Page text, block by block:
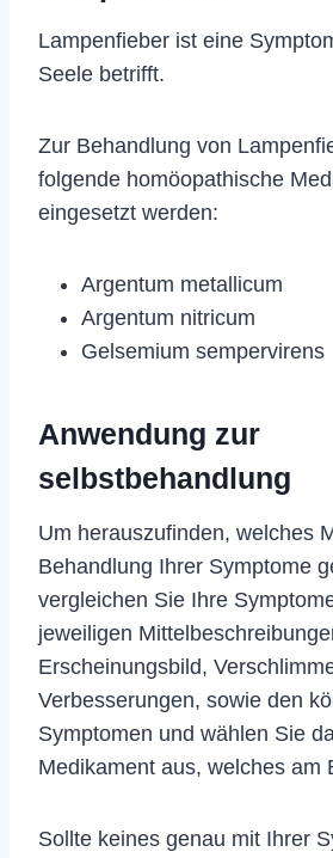
Lampenfieber ist eine
Seele betrifft.
Zur Behandlung von
folgende homöopathische
eingesetzt werden:
Argentum metallicum
Argentum nitricum
Gelsemium sempervirens
Anwendung zur
selbstbehandlung
Um herauszufinden, welches
Behandlung Ihrer Symptome
vergleichen Sie Ihre
jeweiligen
Erscheinungsbild,
Verbesserungen, sowie den
Symptomen und wählen Sie
Medikament aus, welches am
Sollte keines genau mit Ihrer